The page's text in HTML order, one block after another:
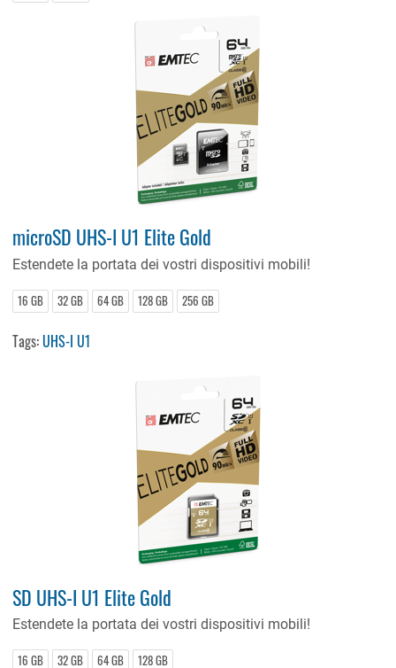
microSD UHS-I U1 Elite Gold
Estendete la portata dei vostri dispositivi mobili!
16 GB 32 GB 64 GB 128 GB 256 GB
Tags:UHS-I U1
SD UHS-I U1 Elite Gold
Estendete la portata dei vostri dispositivi mobili!
16 GB 32 GB 64 GB 128 GB